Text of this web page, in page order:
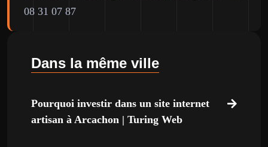
08 31 07 87
Dans la même ville
Pourquoi investir dans un site internet
artisan à Arcachon | Turing Web